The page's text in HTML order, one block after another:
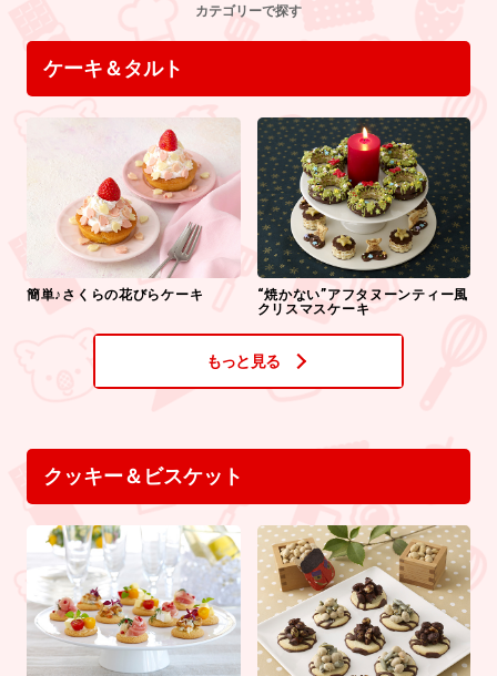
カテゴリーで探す
ケーキ＆タルト
簡単♪さくらの花びらケーキ
“焼かない”アフタヌーンティー風
クリスマスケーキ
もっと見る
クッキー＆ビスケット